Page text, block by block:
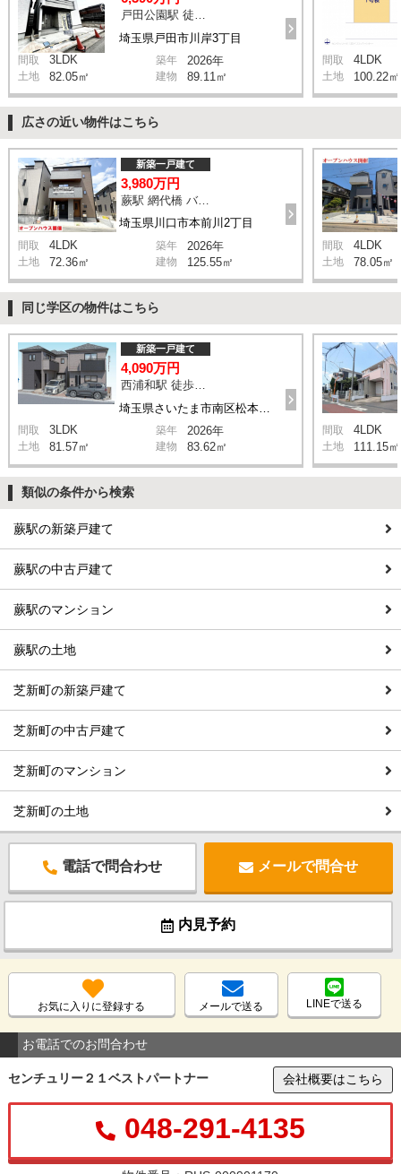
埼玉県戸田市川岸3丁目
戸田公園駅 徒歩9分
間取 3LDK 築年 2026年
土地 82.05㎡ 建物 89.11㎡
間取 4LDK
土地 100.22㎡
広さの近い物件はこちら
埼玉県川口市本前川2丁目
新築一戸建て
3,980万円
蕨駅 網代橋 バス18分 停歩3分
間取 4LDK 築年 2026年
土地 72.36㎡ 建物 125.55㎡
間取 4LDK
土地 78.05㎡
同じ学区の物件はこちら
新築一戸建て
4,090万円
西浦和駅 徒歩14分
間取 3LDK 築年 2026年
土地 81.57㎡ 建物 83.62㎡
間取 4LDK
土地 111.15㎡
類似の条件から検索
蕨駅の新築戸建て
蕨駅の中古戸建て
蕨駅のマンション
蕨駅の土地
芝新町の新築戸建て
芝新町の中古戸建て
芝新町のマンション
芝新町の土地
電話で問合わせ メールで問合せ
内見予約
お気に入りに登録する メールで送る LINEで送る
お電話でのお問合わせ
センチュリー２１ベストパートナー 会社概要はこちら
048-291-4135